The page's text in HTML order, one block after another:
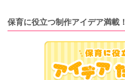
保育に役立つ制作アイデア満載！